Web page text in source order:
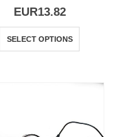
EUR13.82
SELECT OPTIONS